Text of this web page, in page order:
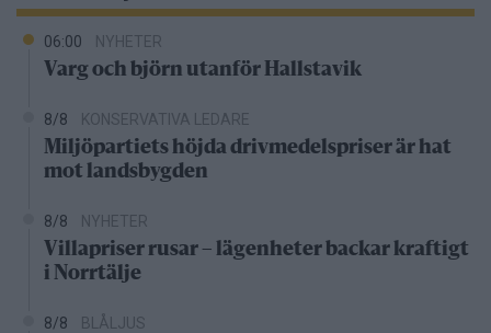
06:00 NYHETER
Varg och björn utanför Hallstavik
8/8 KONSERVATIVA LEDARE
Miljöpartiets höjda drivmedelspriser är hat
mot landsbygden
8/8 NYHETER
Villapriser rusar – lägenheter backar kraftigt
i Norrtälje
8/8 BLÅLJUS